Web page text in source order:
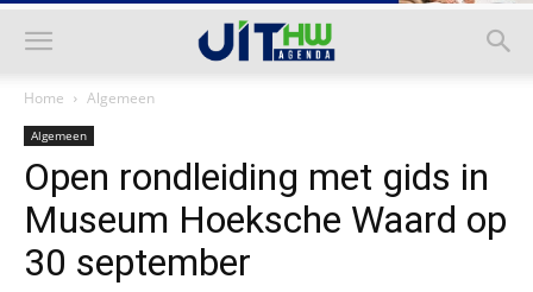
Home Algemeen
Algemeen
Open rondleiding met gids in
Museum Hoeksche Waard op
30 september